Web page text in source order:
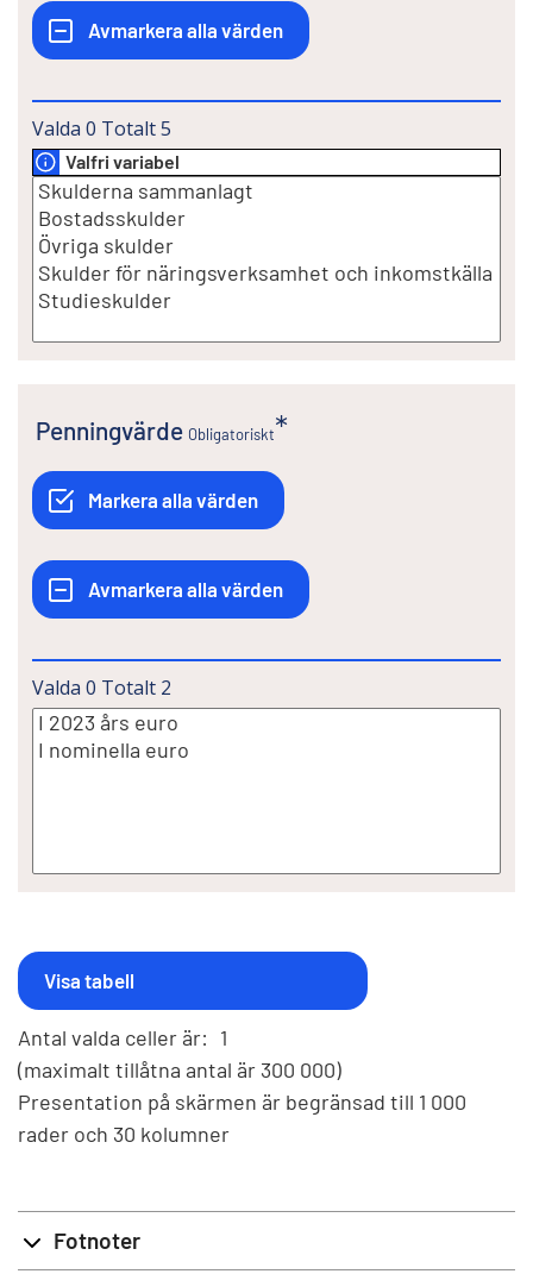
Valda 0 Totalt5
Valfri variabel
Penningvärde Obligatoriskt
Valda 0 Totalt 2
Antal valda celler är: 1
(maximalt tillåtna antal är 300 000)
Presentation på skärmen är begränsad till 1 000
rader och 30 kolumner
Fotnoter